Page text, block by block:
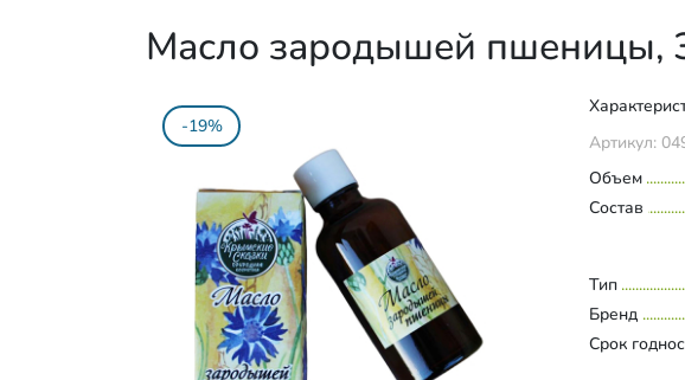
Масло зародышей пшеницы,
-19%
Артикул:
Объем
Состав
Тип
Бренд
Срок